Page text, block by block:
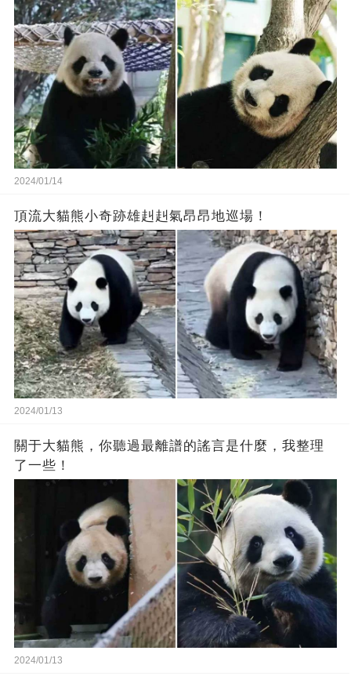
2024/01/14
頂流大貓熊小奇跡雄赳赳氣昂昂地巡場！
2024/01/13
關于大貓熊，你聽過最離譜的謠言是什麼，我整理
了一些！
2024/01/13